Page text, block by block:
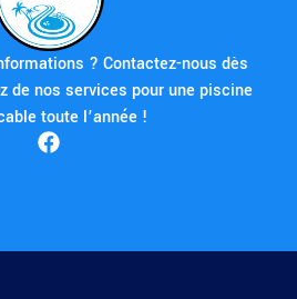
? Contactez-nous dès
de nos services pour une piscine
toute l’année !